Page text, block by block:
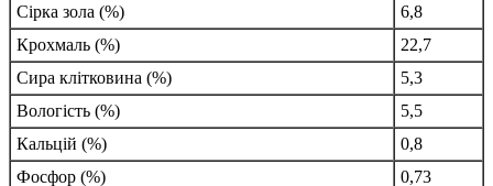
Cірка зола (%)
6,8
Крохмаль (%)
22,7
Сира клітковина (%)
5,3
Вологість (%)
5,5
Кальцій (%)
0,8
Фосфор (%)
0,73